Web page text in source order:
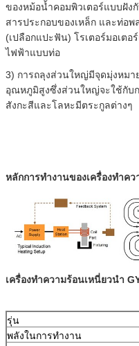
ของหม้อน้ำคอมพิวเตอร์แบบฝัง
สารประกอบของเหล็ก และท่อ
(เปลือกแปะฟัน) โรเตอร์มอเต
ไฟฟ้าแบบท่อ
3) การถลุงส่วนใหญ่มีจุดมุ่งหมา
อุณหภูมิสูงซึ่งส่วนใหญ่จะใช้กับก
สังกะสีและโลหะมีตระกูลต่างๆ
หลักการทำงานของเครื่องทำค
เครื่องทำความร้อนเหนี่ยวนำ
รุ่น
พลังในการทำงาน